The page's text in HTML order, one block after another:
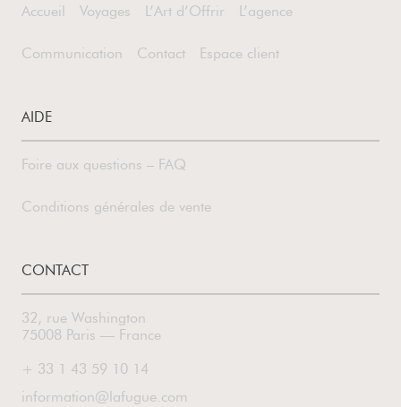
Accueil Voyages L’Art d’Offrir L’agence
Communication Contact Espace client
AIDE
Foire aux questions – FAQ
Conditions générales de vente
CONTACT
32, rue Washington
75008 Paris — France
+ 33 1 43 59 10 14
information@lafugue.com